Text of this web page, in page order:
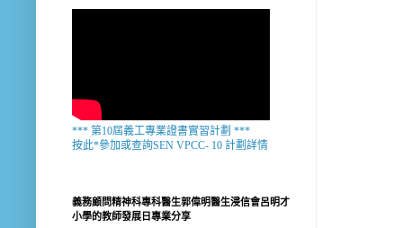
*** 第10屆義工專業證書實習計劃 ***
按此*參加或查詢SEN VPCC- 10 計劃詳情
義務顧問精神科專科醫生郭偉明醫生浸信會呂明才
小學的教師發展日專業分享